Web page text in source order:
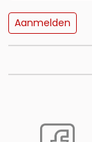
Alleen een e-
Voornaam
Aanmelden